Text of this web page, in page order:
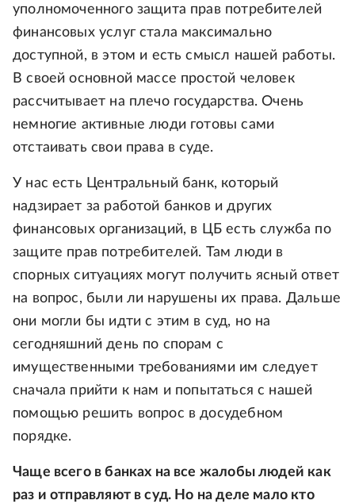
уполномоченного защита прав потребителей
финансовых услуг стала максимально
доступной, в этом и есть смысл нашей работы.
В своей основной массе простой человек
рассчитывает на плечо государства. Очень
немногие активные люди готовы сами
отстаивать свои права в суде.
У нас есть Центральный банк, который
надзирает за работой банков и других
финансовых организаций, в ЦБ есть служба по
защите прав потребителей. Там люди в
спорных ситуациях могут получить ясный ответ
на вопрос, были ли нарушены их права. Дальше
они могли бы идти с этим в суд, но на
сегодняшний день по спорам с
имущественными требованиями им следует
сначала прийти к нам и попытаться с нашей
помощью решить вопрос в досудебном
порядке.
Чаще всего в банках на все жалобы людей как
раз и отправляют в суд. Но на деле мало кто